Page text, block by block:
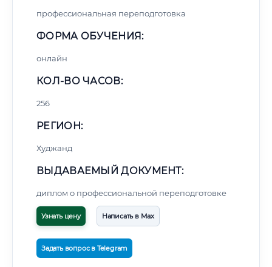
профессиональная переподготовка
ФОРМА ОБУЧЕНИЯ:
онлайн
КОЛ-ВО ЧАСОВ:
256
РЕГИОН:
Худжанд
ВЫДАВАЕМЫЙ ДОКУМЕНТ:
диплом о профессиональной переподготовке
Узнать цену Написать в Max
Задать вопрос в Telegram